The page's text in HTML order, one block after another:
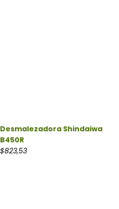
Desmalezadora Shindaiwa
B450R
$823,53